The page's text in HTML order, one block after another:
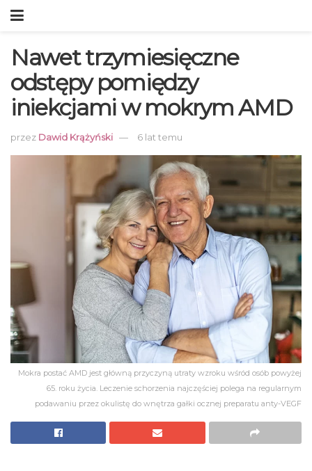
Nawet trzymiesięczne
odstępy pomiędzy
iniekcjami w mokrym AMD
przez Dawid Krążyński 6 lat temu
Mokra postać AMD jest główną przyczyną utraty wzroku wśród osób powyżej
65. roku życia. Leczenie schorzenia najczęściej polega na regularnym
podawaniu przez okulistę do wnętrza gałki ocznej preparatu anty-VEGF